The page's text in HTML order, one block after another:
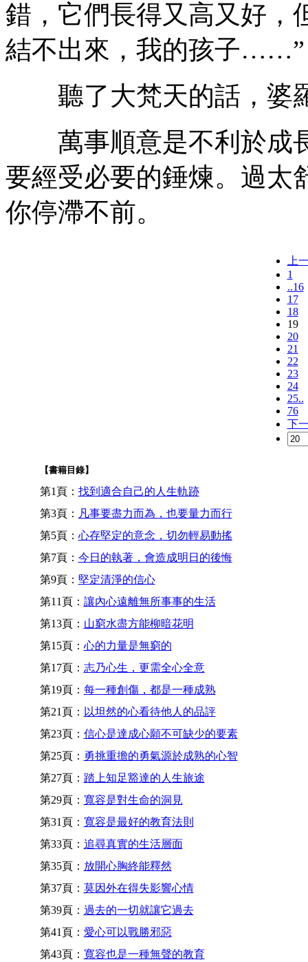
錯，它們長得又高又好，
結不出來，我的孩子……”
聽了大梵天的話，婆
萬事順意是不利於成
要經受必要的錘煉。過太
你停滯不前。
上
1
..16
17
18
19
20
21
22
23
24
25..
76
下
【書籍目錄】
第1頁： 找到適合自己的人生軌跡
第3頁： 凡事要盡力而為，也要量力而行
第5頁： 心存堅定的意念，切勿輕易動搖
第7頁： 今日的執著，會造成明日的後悔
第9頁： 堅定清淨的信心
第11頁： 讓內心遠離無所事事的生活
第13頁： 山窮水盡方能柳暗花明
第15頁： 心的力量是無窮的
第17頁： 志乃心生，更需全心全意
第19頁： 每一種創傷，都是一種成熟
第21頁： 以坦然的心看待他人的品評
第23頁： 信心是達成心願不可缺少的要素
第25頁： 勇挑重擔的勇氣源於成熟的心智
第27頁： 踏上知足豁達的人生旅途
第29頁： 寬容是對生命的洞見
第31頁： 寬容是最好的教育法則
第33頁： 追尋真實的生活層面
第35頁： 放開心胸終能釋然
第37頁： 莫因外在得失影響心情
第39頁： 過去的一切就讓它過去
第41頁： 愛心可以戰勝邪惡
第43頁： 寬容也是一種無聲的教育